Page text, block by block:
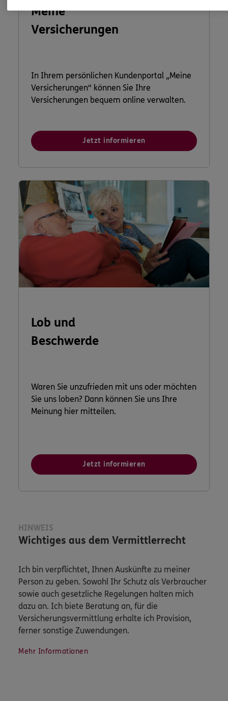
Meine
Versicherungen
In Ihrem persönlichen Kundenportal „Meine
Versicherungen“ können Sie Ihre
Versicherungen bequem online verwalten.
Jetzt informieren
Lob und
Beschwerde
Waren Sie unzufrieden mit uns oder möchten
Sie uns loben? Dann können Sie uns Ihre
Meinung hier mitteilen.
Jetzt informieren
HINWEIS
Wichtiges aus dem Vermittlerrecht
Ich bin verpflichtet, Ihnen Auskünfte zu meiner
Person zu geben. Sowohl Ihr Schutz als Verbraucher
sowie auch gesetzliche Regelungen halten mich
dazu an. Ich biete Beratung an, für die
Versicherungsvermittlung erhalte ich Provision,
ferner sonstige Zuwendungen.
Mehr Informationen